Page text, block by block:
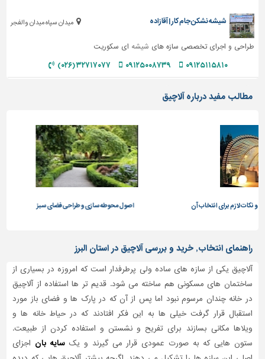
ابزار،یراق
ماشین
آلات
محوطه
و
نما
ساخت
و
ساز
تاسیسات
شهرسازی،
ترافیک
و
سازه
سایر
میدان سپاه میدان والفجر شیشه نشکن جام کار | آقازاده
طراحی و اجرای تخصصی سازه های شیشه ای سکوریت
۰۹۱۲۵۱۱۵۸۱۰ ۰۹۱۲۵۰۰۸۷۳۹ ۳۲۷۱۷۰۷۷ (۰۲۶)
مطالب مفید درباره آلاچیق
انتخاب آن اصول محوطه سازی و طراحی فضای سبز
راهنمای انتخاب, خرید و بررسی آلاچیق در استان البرز
آلاچیق یکی از سازه های ساده ولی پرطرفدار است که امروزه در بسیاری از
ساختمان های مسکونی هم ساخته می شود. قدیم تر ها استفاده از آلاچیق
در خانه چندان مرسوم نبود اما پس از آن که در پارک ها و فضای باز مورد
استقبال قرار گرفت خیلی ها به این فکر افتادند که در حیاط خانه ها و
ویلاها مکانی بسازند برای تفریح و نشستن و استفاده کردن از طبیعت.
ستون هایی که به صورت عمودی قرار می گیرند و یکسایه بان اجزای